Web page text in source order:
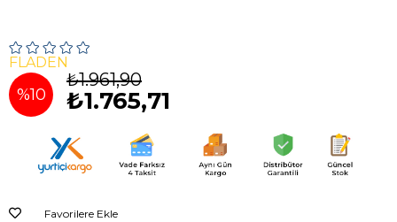
FLADEN
%10
İndirim
₺1.961,90
₺1.765,71
Favorilere Ekle